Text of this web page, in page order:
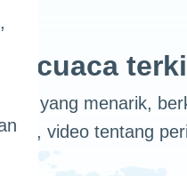
cuaca
yang menarik,
video tentang